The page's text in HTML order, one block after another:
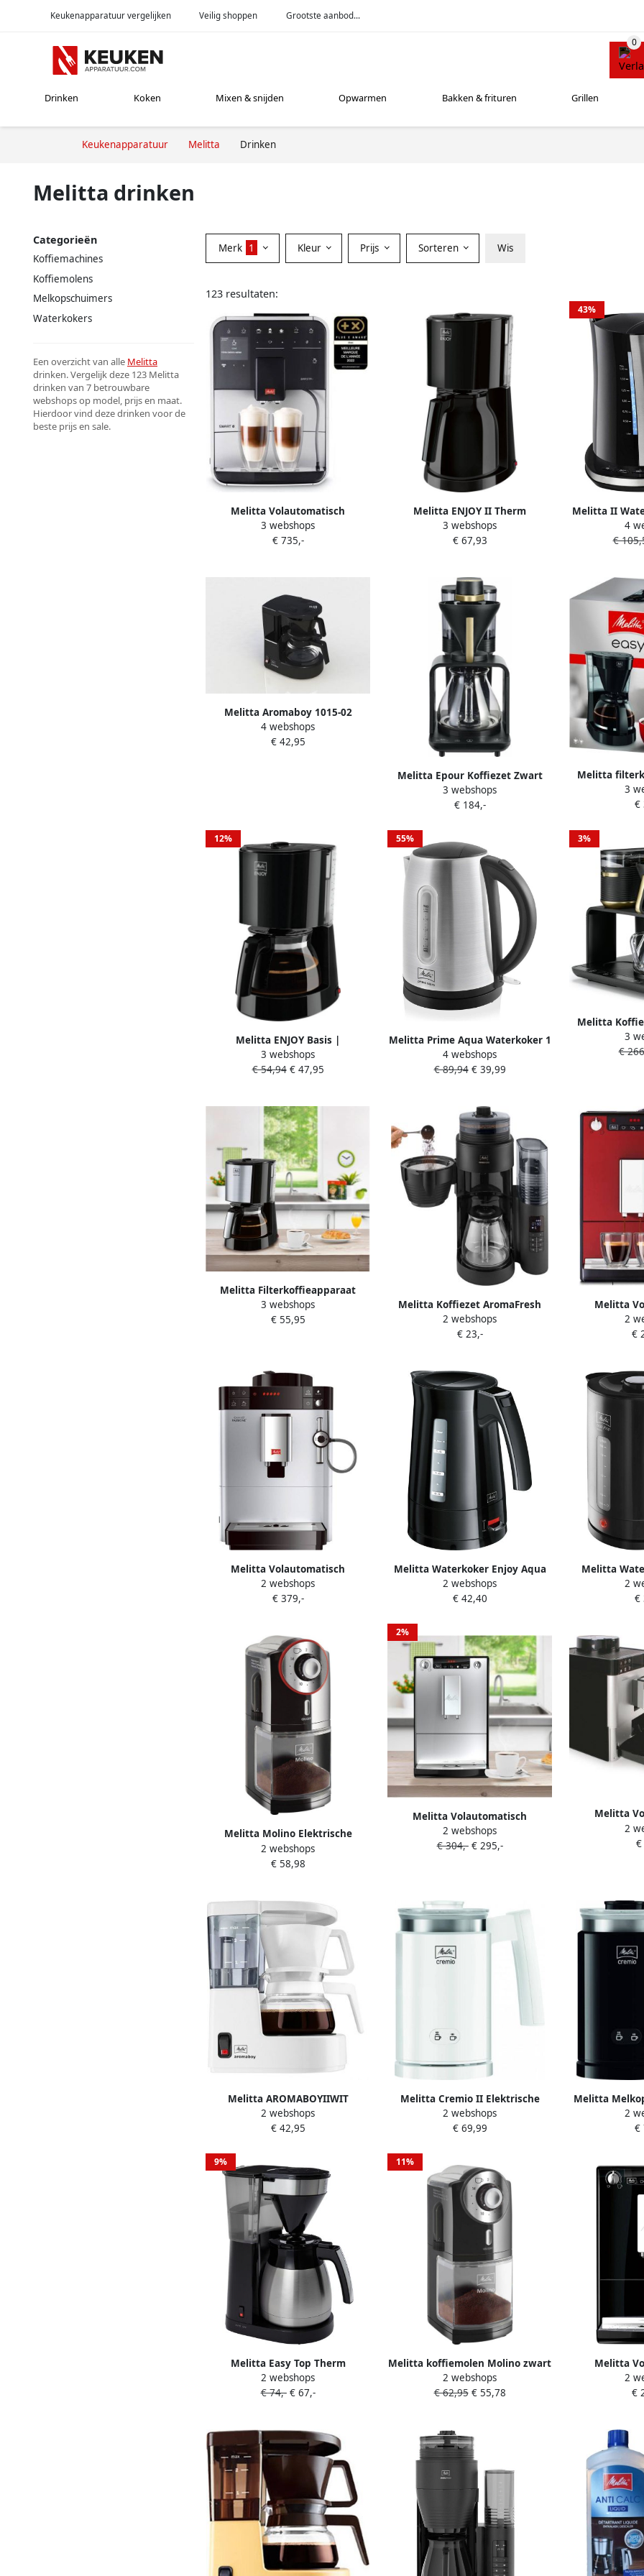
Keukenapparatuur vergelijken Veilig shoppen Grootste aanbod...
Drinken Koken Mixen & snijden Opwarmen Bakken & frituren Grillen
Keukenapparatuur Melitta Drinken
Melitta drinken
Categorieën
Koffiemachines
Koffiemolens
Melkopschuimers
Waterkokers
Een overzicht van alle Melitta
drinken. Vergelijk deze 123 Melitta
drinken van 7 betrouwbare
webshops op model, prijs en maat.
Hierdoor vind deze drinken voor de
beste prijs en sale.
Merk 1 Kleur Prijs Sorteren Wis
123 resultaten:
Melitta Volautomatisch
koffiezetapparaat Barista T
Smart F831-101 4
3 webshops
€ 735,-
Melitta ENJOY II Therm
Koffiemachine |
Filterkoffiezetapparaten |
3 webshops
€ 67,93
43%
Melitta II
Deluxe (1 7
4
€
Melitta Aromaboy 1015-02
Koffiezetapparaat Zwart 550
watt Ruimtebesparend design
4 webshops
€ 42,95
Melitta Epour Koffiezet Zwart
Goud | Filterkoffiezetapparaten |
4006508224258
3 webshops
€ 184,-
Melitta
3
€
12%
Melitta ENJOY Basis |
Filterkoffiezetapparaten |
Keuken&Koken Koffie&Ontbijt |
3 webshops
€ 54,94€ 47,95
55%
Melitta Prime Aqua Waterkoker 1
7L 2200W RVS Zwart
4 webshops
€ 89,94€ 39,99
3%
Melitta
bonenmaler
Zwart
3
€
Melitta Filterkoffieapparaat
Enjoy top 1017-04 1 25 l
3 webshops
€ 55,95
Melitta Koffiezet AromaFresh
1030-05 | Keuken- en
Kookartikelen | 4006508225477
2 webshops
€ 23,-
Melitta
zwart Perfect
2
€
Melitta Volautomatisch
koffiezetapparaat Passione One
Touch F53 1-101 zilverkleur Per
reiniging
2 webshops
€ 379,-
Melitta Waterkoker Enjoy Aqua
zwart 1 7 l
2 webshops
€ 42,40
Melitta
2
€
Melitta Molino Elektrische
koffiemolen Zwart rood Inhoud
200g 100 W Automatische
2 webshops
€ 58,98
2%
Melitta Volautomatisch
koffiezetapparaat Solo E950-201
zwart Perfect voor caffè crema &
2 webshops
€ 304,-€ 295,-
Melitta
Touch F53 1-
2
€
Melitta AROMABOYIIWIT
Koffiefilter apparaat Wit
2 webshops
€ 42,95
Melitta Cremio II Elektrische
melkopschuimer Wit Anti-
kleefcoating
2 webshops
€ 69,99
Melitta
2
€
9%
Melitta Easy Top Therm
koffiezetapparaat 1023-10 zwart-
roestvrij staal
2 webshops
€ 74,-€ 67,-
11%
Melitta koffiemolen Molino zwart
100W
2 webshops
€ 62,95€ 55,78
Melitta
zwart Perfect
2
€